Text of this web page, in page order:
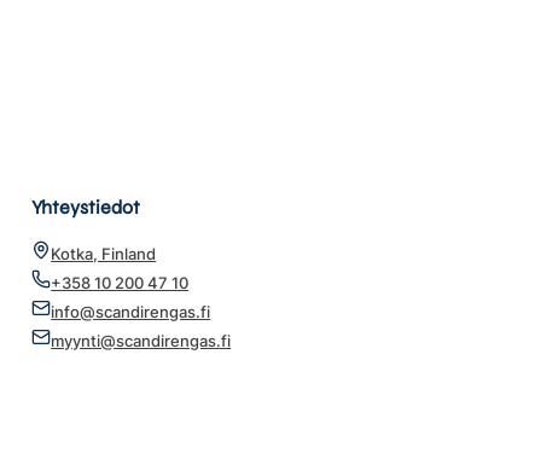
Yhteystiedot
Kotka, Finland
+358 10 200 47 10
info@scandirengas.fi
myynti@scandirengas.fi